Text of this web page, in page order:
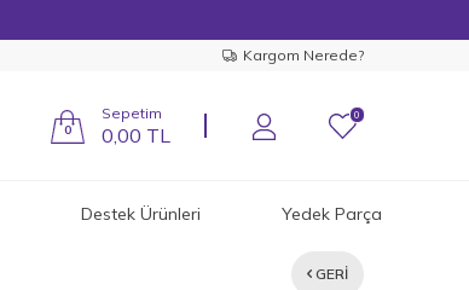
Kargom Nerede?
0
Sepetim
0,00 TL
0
Destek Ürünleri Yedek Parça
GERI